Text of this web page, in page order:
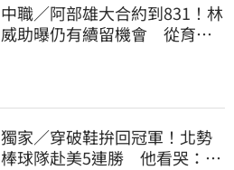
中職／阿部雄大合約到831！林
威助曝仍有續留機會 從育成
獨家／穿破鞋拚回冠軍！北勢
棒球隊赴美5連勝 他看哭：台